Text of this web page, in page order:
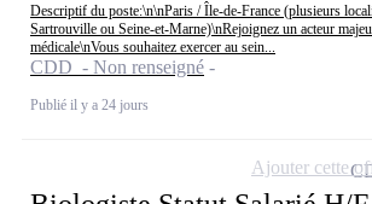
Descriptif du poste:\n\nParis / Île-de-France (plusieurs
Sartrouville ou Seine-et-Marne)\nRejoignez un acteur
médicale\nVous souhaitez exercer au sein...
CDD - Non renseigné
Publié il y a 24 jours
Ajouter cette